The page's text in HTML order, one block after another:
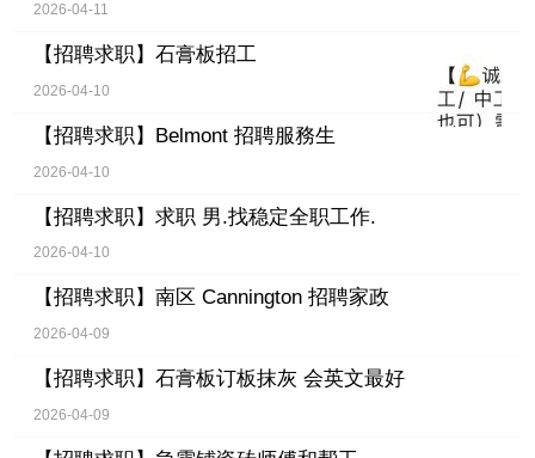
2026-04-11
【招聘求职】 石膏板招工
2026-04-10
【招聘求职】 Belmont 招聘服務生
2026-04-10
【招聘求职】 求职 男.找稳定全职工作.
2026-04-10
【招聘求职】 南区 Cannington 招聘家政
2026-04-09
【招聘求职】 石膏板订板抹灰 会英文最好
2026-04-09